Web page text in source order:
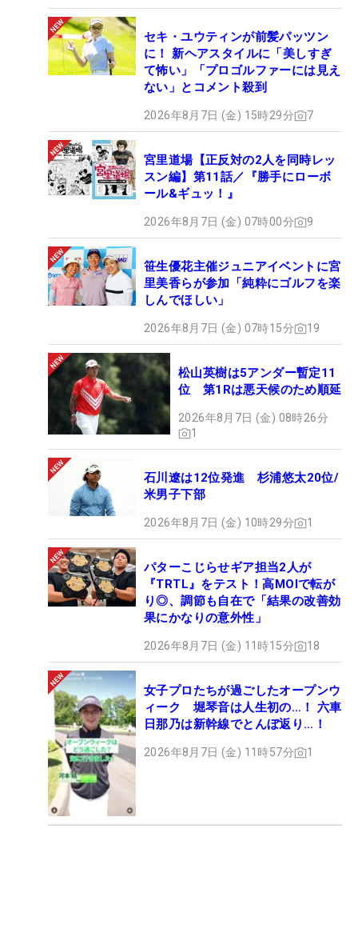
セキ・ユウティンが前髪パッツン
に！ 新ヘアスタイルに「美しすぎ
て怖い」「プロゴルファーには見え
ない」とコメント殺到
2026年8月7日 (金) 15時29分 7
宮里道場【正反対の2人を同時レッ
スン編】第11話／『勝手にローボ
ール&ギュッ！』
2026年8月7日 (金) 07時00分 9
笹生優花主催ジュニアイベントに宮
里美香らが参加「純粋にゴルフを楽
しんでほしい」
2026年8月7日 (金) 07時15分 19
松山英樹は5アンダー暫定11
位 第1Rは悪天候のため順延
2026年8月7日 (金) 08時26分
1
石川遼は12位発進 杉浦悠太20位/
米男子下部
2026年8月7日 (金) 10時29分 1
パターこじらせギア担当2人が
『TRTL』をテスト！高MOIで転が
り◎、調節も自在で「結果の改善効
果にかなりの意外性」
2026年8月7日 (金) 11時15分 18
女子プロたちが過ごしたオープンウ
ィーク 堀琴音は人生初の…！ 六車
日那乃は新幹線でとんぼ返り…！
2026年8月7日 (金) 11時57分 1